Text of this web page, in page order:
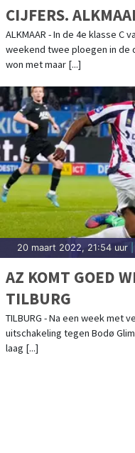
CIJFERS.
SPORTING S
ALKMAAR - In de 4e klasse
weekend twee ploegen in de
won met maar [...]
20 maart 2022, 21:54 uur
AZ KOMT GOED
TILBURG
TILBURG - Na een week met
uitschakeling tegen Bodø
laag [...]